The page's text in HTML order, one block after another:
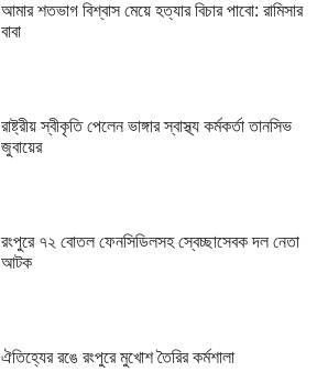
আমার শতভাগ বিশ্বাস মেয়ে হত্যার বিচার পাবো: রামিসার
বাবা
রাষ্ট্রীয় স্বীকৃতি পেলেন ভাঙ্গার স্বাস্থ্য কর্মকর্তা তানসিভ
জুবায়ের
রংপুরে ৭২ বোতল ফেনসিডিলসহ স্বেচ্ছাসেবক দল নেতা
আটক
ঐতিহ্যের রঙে রংপুরে মুখোশ তৈরির কর্মশালা